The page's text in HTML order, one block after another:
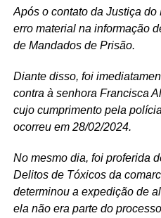
Após o contato da Justiça
erro material na informação
de Mandados de Prisão.
Diante disso, foi
contra à senhora Francisca
cujo cumprimento pela
ocorreu em 28/02/2024.
No mesmo dia, foi proferida
Delitos de Tóxicos da
determinou a expedição de
ela não era parte do